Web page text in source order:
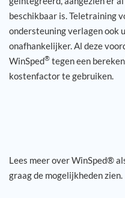
beschikbaar is. Teletraining
ondersteuning verlagen ook
onafhankelijker. Al deze
WinSped® tegen een
kostenfactor te gebruiken.
Lees meer over WinSped®
graag de mogelijkheden zien.